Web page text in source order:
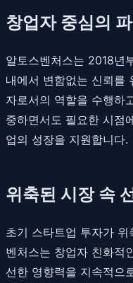
창업자 중심의
알토스벤처스는 2018년
내에서 변함없는 신뢰를
자로서의 역할을 수행하
중하면서도 필요한 시점
업의 성장을 지원합니다.
위축된 시장 속
초기 스타트업 투자가
벤처스는 창업자 친화적
선한 영향력을 지속적으